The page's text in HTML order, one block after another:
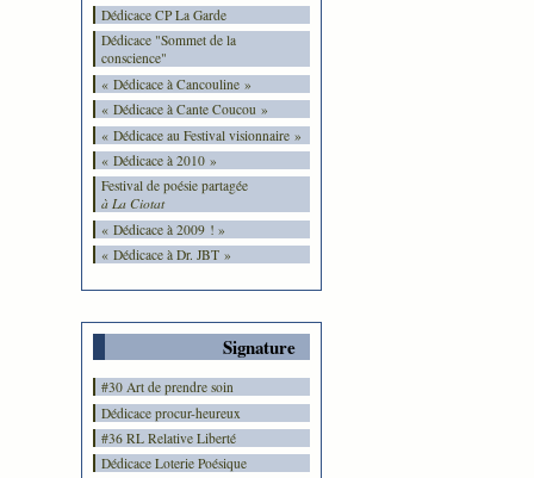
Dédicace CP La Garde
Dédicace "Sommet de la
conscience"
« Dédicace à Cancouline »
« Dédicace à Cante Coucou »
« Dédicace au Festival visionnaire »
« Dédicace à 2010 »
Festival de poésie partagée
à La Ciotat
« Dédicace à 2009 ! »
« Dédicace à Dr. JBT »
Signature
#30 Art de prendre soin
Dédicace procur-heureux
#36 RL Relative Liberté
Dédicace Loterie Poésique